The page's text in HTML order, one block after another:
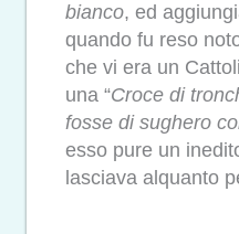
bianco, ed
quando fu reso
che vi era un
una “Croce di
fosse di sughero
esso pure un
lasciava alquanto